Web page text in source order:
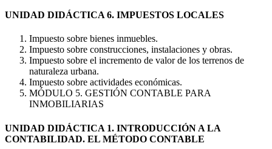
UNIDAD DIDÁCTICA 6. IMPUESTOS LOCALES
Impuesto sobre bienes inmuebles.
Impuesto sobre construcciones, instalaciones y obras.
Impuesto sobre el incremento de valor de los terrenos de
naturaleza urbana.
Impuesto sobre actividades económicas.
MÓDULO 5. GESTIÓN CONTABLE PARA
INMOBILIARIAS
UNIDAD DIDÁCTICA 1. INTRODUCCIÓN A LA
CONTABILIDAD. EL MÉTODO CONTABLE